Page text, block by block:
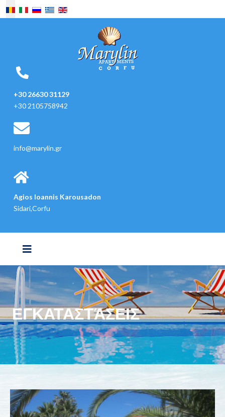
Selectați limba dvs
+30 26630 31129
+30 2105758942
info@marylin.gr
Agios Ioannis Karousadon
Sidari,Corfu
ΕΓΚΑΤΑΣΤΆΣΕΙΣ